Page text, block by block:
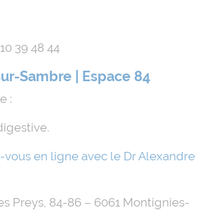
39 48 44
Sambre | Espace 84
:
en ligne avec le Dr Alexandre
Preys, 84-86 – 6061 Montignies-